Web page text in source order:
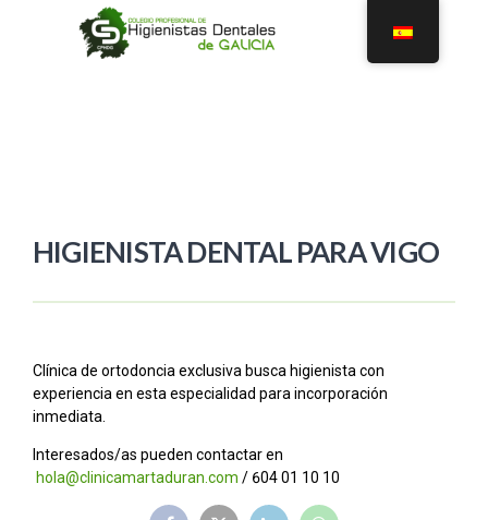
HIGIENISTA DENTAL PARA VIGO
Clínica de ortodoncia exclusiva busca higienista con
experiencia en esta especialidad para incorporación
inmediata.
Interesados/as pueden contactar en
hola@clinicamartaduran.com / 604 01 10 10